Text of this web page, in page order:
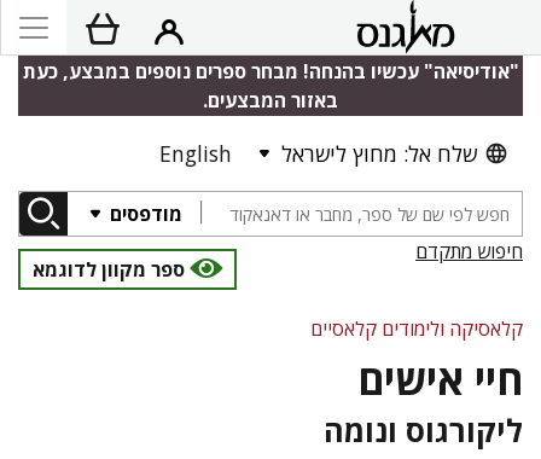
"אודיסיאה" עכשיו בהנחה! מבחר ספרים נוספים במבצע, כעת
באזור המבצעים.
שלח אל: מחוץ לישראל English
מודפסים
חיפוש מתקדם
ספר מקוון לדוגמא
קלאסיקה ולימודים קלאסיים
חיי אישים
ליקורגוס ונומה